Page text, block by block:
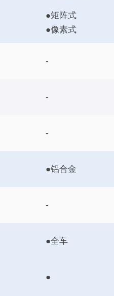
●矩阵式
●像素式
-
-
-
●铝合金
-
●全车
●